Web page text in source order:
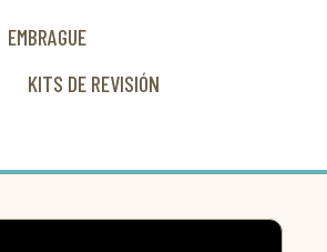
EMBRAGUE
KITS DE REVISIÓN